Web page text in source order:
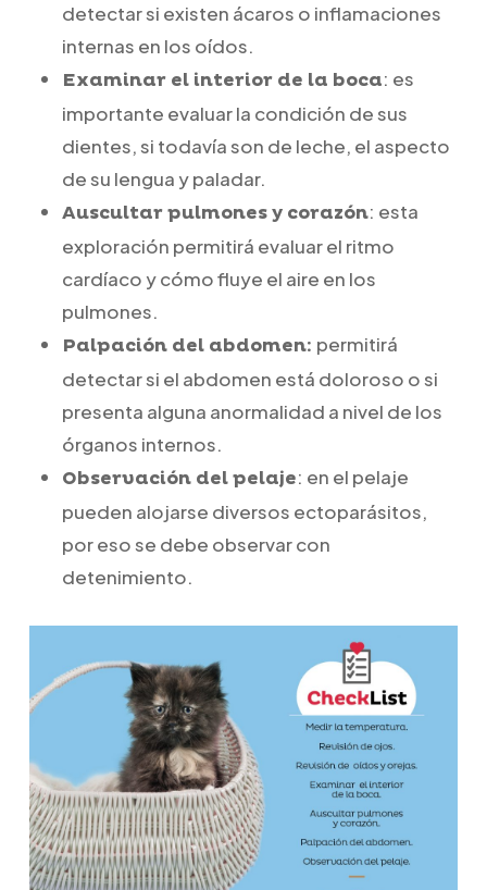
detectar si existen ácaros o inflamaciones
internas en los oídos.
Examinar el interior de la boca: es
importante evaluar la condición de sus
dientes, si todavía son de leche, el aspecto
de su lengua y paladar.
Auscultar pulmones y corazón: esta
exploración permitirá evaluar el ritmo
cardíaco y cómo fluye el aire en los
pulmones.
Palpación del abdomen: permitirá
detectar si el abdomen está doloroso o si
presenta alguna anormalidad a nivel de los
órganos internos.
Observación del pelaje: en el pelaje
pueden alojarse diversos ectoparásitos,
por eso se debe observar con
detenimiento.